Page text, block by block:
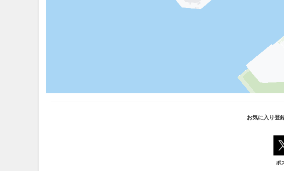
お気に入り登
ポ